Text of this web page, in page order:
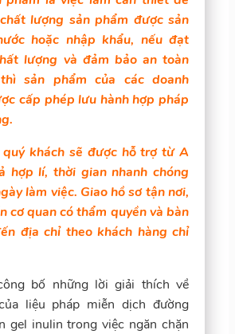
lượng sản phẩm được sản
hoặc nhập khẩu, nếu đạt
lượng và đảm bảo an toàn
sản phẩm của các doanh
cấp phép lưu hành hợp pháp
khách sẽ được hỗ trợ từ A
hợp lí, thời gian nhanh chóng
làm việc. Giao hồ sơ tận nơi,
cơ quan có thẩm quyền và bàn
địa chỉ theo khách hàng chỉ
bố những lời giải thích về
liệu pháp miễn dịch đường
gel inulin trong việc ngăn chặn